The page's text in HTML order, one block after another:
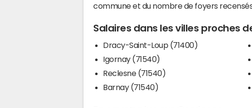
commune et du nombre de foyers
Salaires dans les villes proches
Dracy-Saint-Loup (71400)
Igornay (71540)
Reclesne (71540)
Barnay (71540)